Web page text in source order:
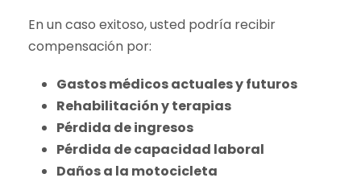
En un caso exitoso, usted podría recibir
compensación por:
Gastos médicos actuales y futuros
Rehabilitación y terapias
Pérdida de ingresos
Pérdida de capacidad laboral
Daños a la motocicleta